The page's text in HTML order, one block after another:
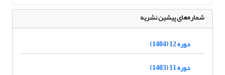
شماره‌های پیشین نشریه
دوره 12 (1404)
دوره 11 (1403)